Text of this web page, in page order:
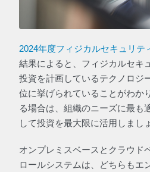
2024年度フィジカルセキュリテ
結果によると、フィジカルセキ
投資を計画しているテクノロジ
位に挙げられていることがわか
る場合は、組織のニーズに最も
して投資を最大限に活用しまし
オンプレミスベースとクラウド
ロールシステムは、どちらもエ